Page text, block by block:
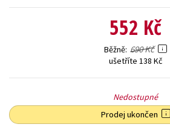
552 Kč
Běžně 690 Kč
ušetříte 138 Kč
Nedostupné
Prodej ukončen